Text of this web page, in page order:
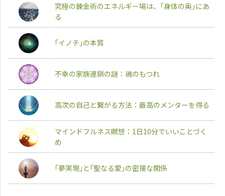
究極の錬金術のエネルギー場は、｢身体の奥｣にあ
る
｢イノチ｣の本質
不幸の家族連鎖の謎：魂のもつれ
高次の自己と繋がる方法：最高のメンターを得る
マインドフルネス瞑想：1日10分でいいことづく
め
｢夢実現｣と｢聖なる愛｣の密接な関係